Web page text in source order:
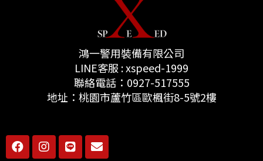
鴻一警用裝備有限公司
LINE客服 : xspeed-1999
聯絡電話：0927-517555
地址：桃園市蘆竹區歐楓街8-5號2樓
F
a
I
n
L
i
E
n